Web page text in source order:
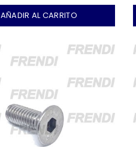
AÑADIR AL CARRITO